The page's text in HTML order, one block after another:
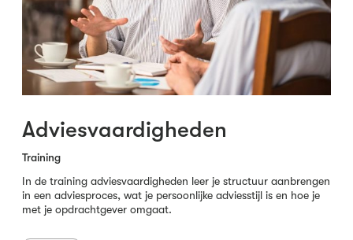
Adviesvaardigheden
Training
In de training adviesvaardigheden leer je structuur aanbrengen
in een adviesproces, wat je persoonlijke adviesstijl is en hoe je
met je opdrachtgever omgaat.